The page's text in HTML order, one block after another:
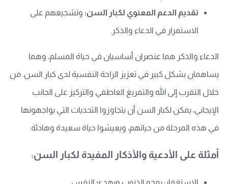
تقديم الدعم المعنوي لكبار السن: وتشجيعهم على
الاستمرار في الدعاء والذكر.
الدعاء والذكر هما عنصران أساسيان في حياة المسلم، وهما
يساهمان بشكل كبير في تعزيز الراحة النفسية لدى كبار السن. من
خلال التقرب إلى الله والتفريغ العاطفي والتركيز على الجانب
الإيجابي، يمكن لكبار السن أن يتجاوزوا التحديات التي يواجهونها
في هذه المرحلة من حياتهم، ويعيشوا حياة سعيدة وهادئة.
أمثلة على الأدعية والأذكار المفيدة لكبار السن:
الاستغفار: يمحو الذنوب ويهدئ النفس.